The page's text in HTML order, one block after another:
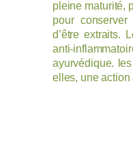
pleine maturité,
pour
d’être extraits.
anti-
ayurvédique.
elles, une action